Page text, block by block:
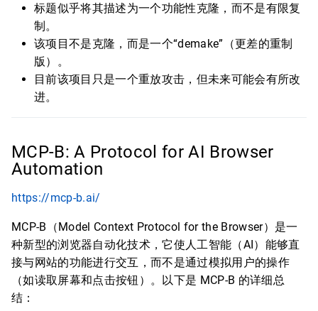
标题似乎将其描述为一个功能性克隆，而不是有限复
制。
该项目不是克隆，而是一个“demake”（更差的重制
版）。
目前该项目只是一个重放攻击，但未来可能会有所改
进。
MCP-B: A Protocol for AI Browser
Automation
https://mcp-b.ai/
MCP-B（Model Context Protocol for the Browser）是一
种新型的浏览器自动化技术，它使人工智能（AI）能够直
接与网站的功能进行交互，而不是通过模拟用户的操作
（如读取屏幕和点击按钮）。以下是 MCP-B 的详细总
结：